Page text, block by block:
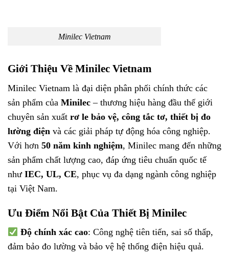
Minilec Vietnam
Giới Thiệu Về Minilec Vietnam
Minilec Vietnam là đại diện phân phối chính thức các
sản phẩm của Minilec – thương hiệu hàng đầu thế giới
chuyên sản xuất rơ le bảo vệ, công tắc tơ, thiết bị đo
lường điện và các giải pháp tự động hóa công nghiệp.
Với hơn 50 năm kinh nghiệm, Minilec mang đến những
sản phẩm chất lượng cao, đáp ứng tiêu chuẩn quốc tế
như IEC, UL, CE, phục vụ đa dạng ngành công nghiệp
tại Việt Nam.
Ưu Điểm Nổi Bật Của Thiết Bị Minilec
Độ chính xác cao: Công nghệ tiên tiến, sai số thấp,
đảm bảo đo lường và bảo vệ hệ thống điện hiệu quả.